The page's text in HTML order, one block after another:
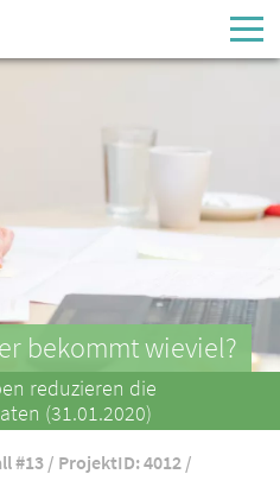
Passwort vergessen
bekommt wieviel?
reduzieren die
(31.01.2020)
#13 / ProjektID: 4012 /